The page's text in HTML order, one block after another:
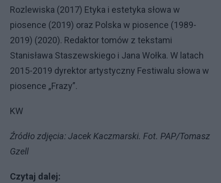
Rozlewiska (2017) Etyka i estetyka słowa w
piosence (2019) oraz Polska w piosence (1989-
2019) (2020). Redaktor tomów z tekstami
Stanisława Staszewskiego i Jana Wołka. W latach
2015-2019 dyrektor artystyczny Festiwalu słowa w
piosence „Frazy”.
KW
Źródło zdjęcia: Jacek Kaczmarski. Fot. PAP/Tomasz
Gzell
Czytaj dalej: